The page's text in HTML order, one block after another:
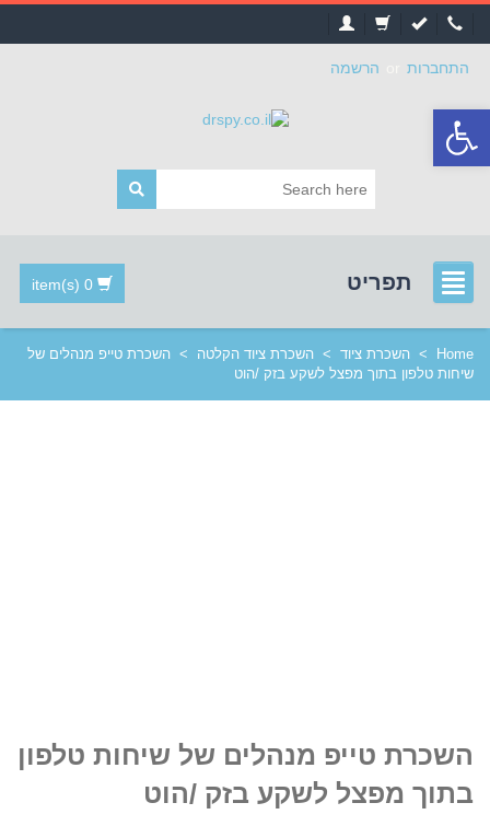
סרגל
נגישות
התחברות הרשמה
תפריט 0 item(s)
Home
> השכרת ציוד > השכרת ציוד הקלטה > השכרת טייפ מנהלים של
שיחות טלפון בתוך מפצל לשקע בזק /הוט
השכרת טייפ מנהלים של שיחות טלפון
בתוך מפצל לשקע בזק /הוט